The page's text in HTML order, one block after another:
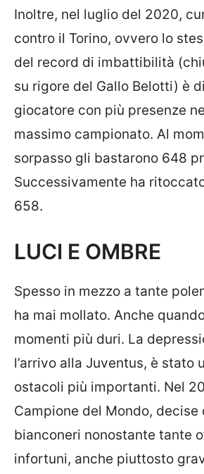
Inoltre, nel luglio del 2020,
contro il Torino, ovvero lo
del record di imbattibilità
su rigore del Gallo Belotti) è
giocatore con più presenze
massimo campionato. Al
sorpasso gli bastarono 648
Successivamente ha
658.
LUCI E OMBRE
Spesso in mezzo a tante
ha mai mollato. Anche
momenti più duri. La
l’arrivo alla Juventus, è stato
ostacoli più importanti. Nel
Campione del Mondo, decise
bianconeri nonostante tante
infortuni, anche piuttosto